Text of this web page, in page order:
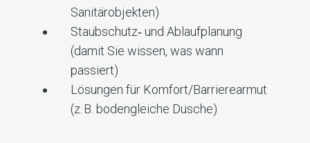
Sanitärobjekten)
Staubschutz‑ und Ablaufplanung
(damit Sie wissen, was wann
passiert)
Lösungen für Komfort/Barrierearmut
(z. B. bodengleiche Dusche)